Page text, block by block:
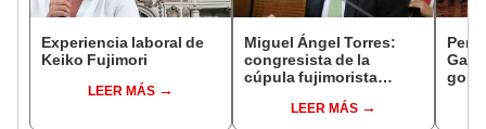
Experiencia laboral de
Keiko Fujimori
LEER MÁS
Miguel Ángel Torres:
congresista de la
cúpula fujimorista
del SenadoLEER MÁS